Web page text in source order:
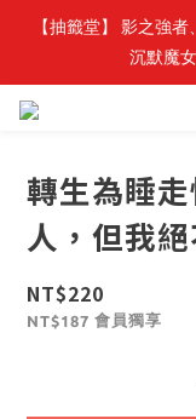
最新開賣
【抽籤堂】 影之強
沉默魔
轉生為睡
人，但我
NT$220
NT$187 會員獨享